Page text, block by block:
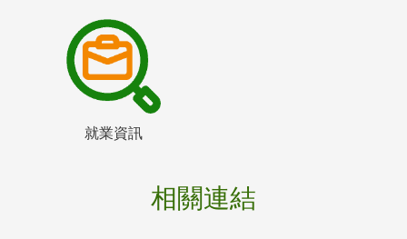
就業資訊
相關連結